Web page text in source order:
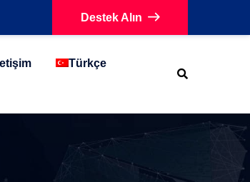
Destek Alın
İletişim Türkçe